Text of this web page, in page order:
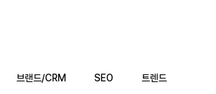
브랜드/CRM SEO 트렌드